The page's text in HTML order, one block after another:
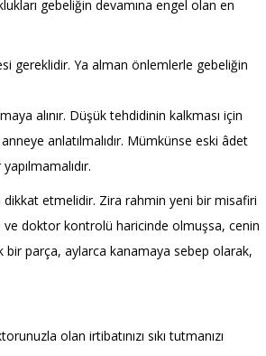
gebeliğin devamına engel olan en
gereklidir. Ya alman önlemlerle gebeliğin
alınır. Düşük tehdidinin kalkması için
anlatılmalıdır. Mümkünse eski âdet
etmelidir. Zira rahmin yeni bir misafiri
ve doktor kontrolü haricinde olmuşsa, cenin
parça, aylarca kanamaya sebep olarak,
olan irtibatınızı sıkı tutmanızı